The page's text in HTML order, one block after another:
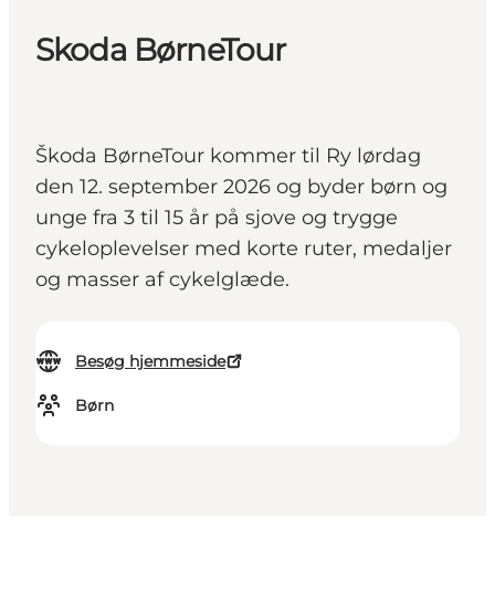
Skoda BørneTour
Škoda BørneTour kommer til Ry lørdag
den 12. september 2026 og byder børn og
unge fra 3 til 15 år på sjove og trygge
cykeloplevelser med korte ruter, medaljer
og masser af cykelglæde.
Besøg hjemmeside
Børn